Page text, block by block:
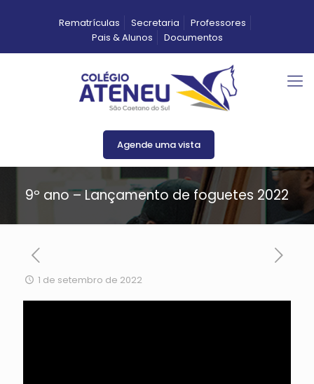
Rematrículas Secretaria
Professores
Pais & Alunos
Documentos
Agende uma vista
9º ano – Lançamento de foguetes 2022
1 de setembro de 2022